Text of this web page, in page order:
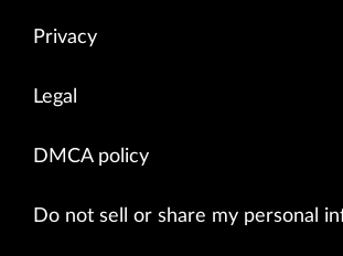
Privacy
Legal
DMCA policy
Do not sell or share my personal